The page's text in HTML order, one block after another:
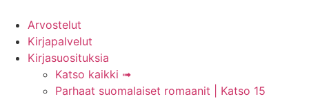
sisältöönArvostelut
Kirjapalvelut
Kirjasuosituksia
Katso kaikki ➟
Parhaat suomalaiset romaanit | Katso 15